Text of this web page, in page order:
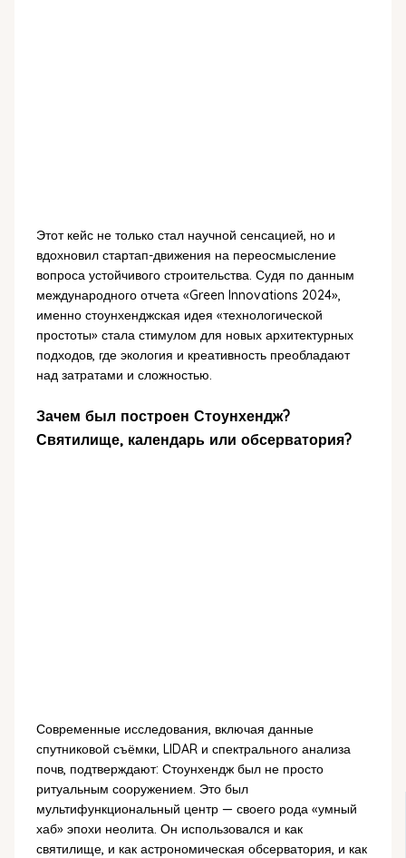
Этот кейс не только стал научной сенсацией, но и
вдохновил стартап-движения на переосмысление
вопроса устойчивого строительства. Судя по данным
международного отчета «Green Innovations 2024»,
именно стоунхенджская идея «технологической
простоты» стала стимулом для новых архитектурных
подходов, где экология и креативность преобладают
над затратами и сложностью.
Зачем был построен Стоунхендж?
Святилище, календарь или обсерватория?
Современные исследования, включая данные
спутниковой съёмки, LIDAR и спектрального анализа
почв, подтверждают: Стоунхендж был не просто
ритуальным сооружением. Это был
мультифункциональный центр — своего рода «умный
хаб» эпохи неолита. Он использовался и как
святилище, и как астрономическая обсерватория, и как